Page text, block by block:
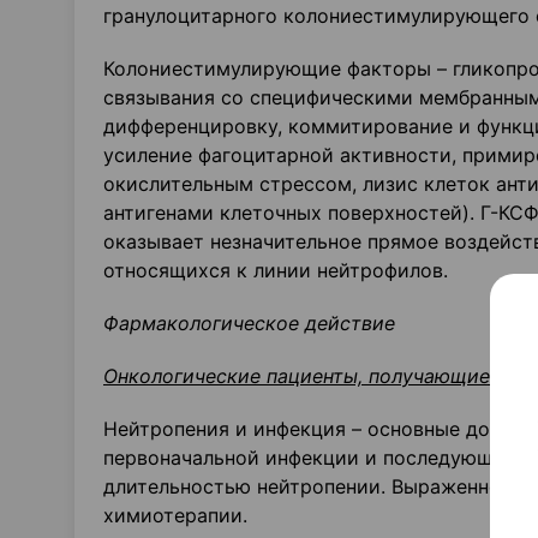
гранулоцитарного колониестимулирующего
Колониестимулирующие факторы –
связывания со специфическими
дифференцировку, коммитирование и
усиление фагоцитарной активности,
окислительным стрессом, лизис клеток
антигенами клеточных поверхностей). Г-
оказывает незначительное прямое
относящихся к линии нейтрофилов.
Фармакологическое действие
Онкологические пациенты, получающие
Нейтропения и инфекция – основные
первоначальной инфекции и последующих
длительностью нейтропении.
химиотерапии.